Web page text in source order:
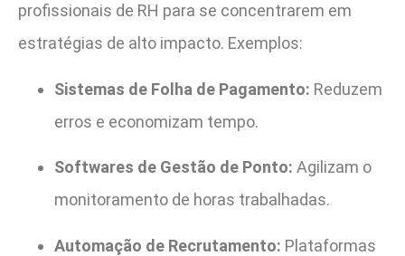
profissionais de RH para se concentrarem em
estratégias de alto impacto. Exemplos:
Sistemas de Folha de Pagamento: Reduzem
erros e economizam tempo.
Softwares de Gestão de Ponto: Agilizam o
monitoramento de horas trabalhadas.
Automação de Recrutamento: Plataformas